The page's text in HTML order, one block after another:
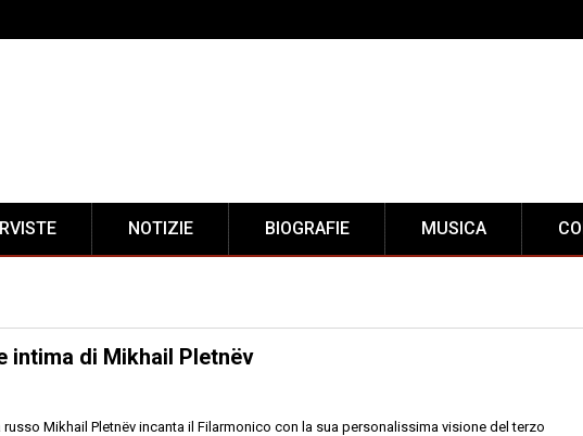
NOTIZIE BIOGRAFIE MUSICA
intima di Mikhail Pletnëv
russo Mikhail Pletnëv incanta il Filarmonico con la sua personalissima visione del terzo